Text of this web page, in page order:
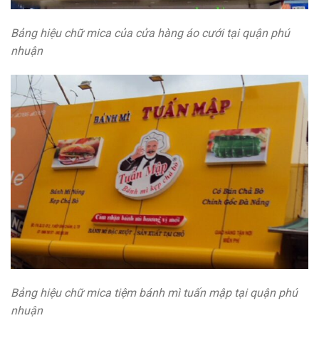
Bảng hiệu chữ mica của cửa hàng áo cưới tại quận phú
nhuận
Bảng hiệu chữ mica tiệm bánh mì tuấn mập tại quận phú
nhuận